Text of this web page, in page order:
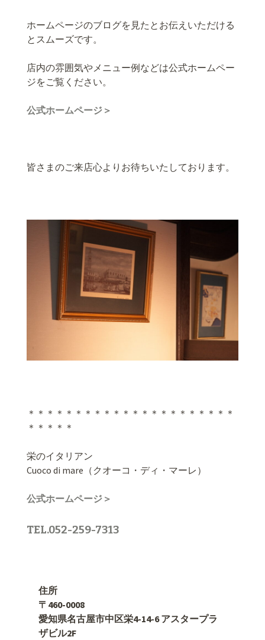
ホームページのブログを見たとお伝えいただける
とスムーズです。
店内の雰囲気やメニュー例などは公式ホームペー
ジをご覧ください。
公式ホームページ＞
皆さまのご来店心よりお待ちいたしております。
＊＊＊＊＊＊＊＊＊＊＊＊＊＊＊＊＊＊＊＊＊＊
＊＊＊＊＊
栄のイタリアン
Cuoco di mare（クオーコ・ディ・マーレ）
公式ホームページ＞
TEL.052-259-7313
住所
〒460-0008
愛知県名古屋市中区栄4-14-6 アスタープラ
ザビル2F